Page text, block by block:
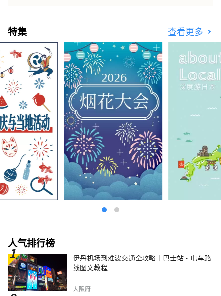
特集 查看更多
人气排行榜
伊丹机场到难波交通全攻略｜巴士站・电车路
线图文教程
大阪府